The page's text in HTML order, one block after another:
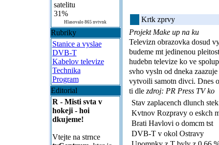
satelitu
31%
Hlasovalo 865 nvtvnk
Rubriky
Stanice a vyslae
DVB-T
Kabelov televize
Technika
Program
Editorial
R - Misti svta v
hokeji - hoi
dkujeme!
Vtejte na strnce
Krtk zprvy
Projekt Make up na ku
Televizn obrazovka dosud
budeme mt jedinenou
hudebn televize ko ve
svho vysln od dneka
vytvoili samotn divci. Dnes
ti dle zdroj: PR Press TV ko
Stav zaplacench dlunch
Kvtnov Rozpravy o eskch
Brati Havlovi o domcm tst
DVB-T v okol Ostravy